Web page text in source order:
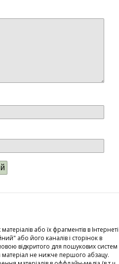
або їх фрагментів в Інтернеті
або його каналів і сторінок в
відкритого для пошукових систем
матеріал не нижче першого абзацу.